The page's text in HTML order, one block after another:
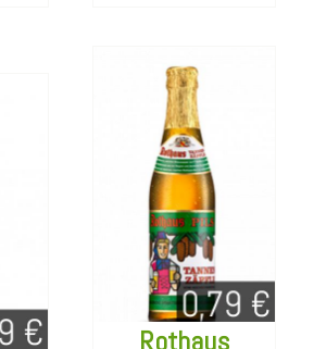
Chicken
Avocado
Sandwich
(30cm)